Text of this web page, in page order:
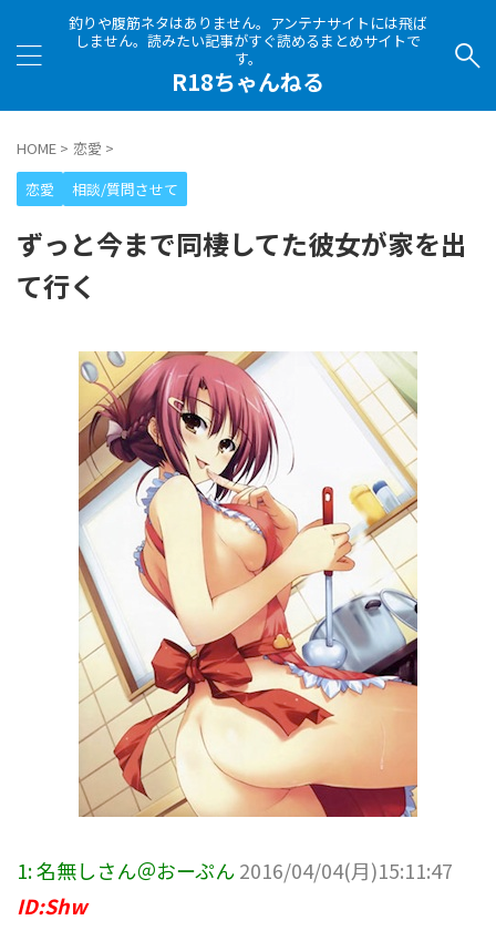
釣りや腹筋ネタはありません。アンテナサイトには飛ば
しません。読みたい記事がすぐ読めるまとめサイトで
す。
R18ちゃんねる
HOME > 恋愛 >
恋愛
相談/質問させて
ずっと今まで同棲してた彼女が家を出
て行く
1:名無しさん＠おーぷん2016/04/04(月)15:11:47
ID:Shw